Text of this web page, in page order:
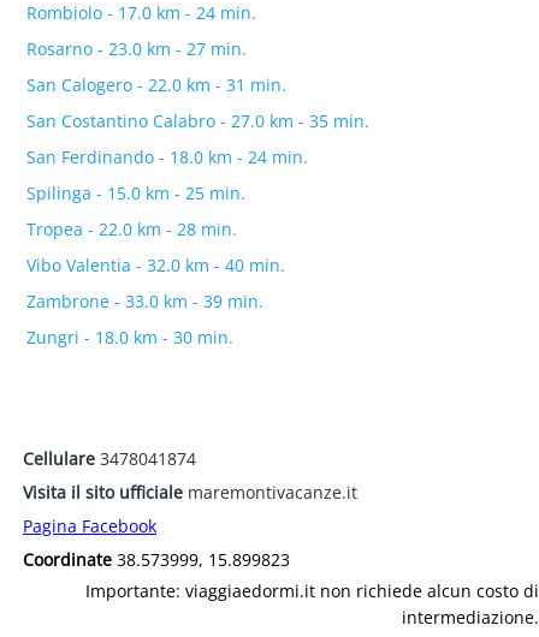
Rombiolo - 17.0 km - 24 min.
Rosarno - 23.0 km - 27 min.
San Calogero - 22.0 km - 31 min.
San Costantino Calabro - 27.0 km - 35 min.
San Ferdinando - 18.0 km - 24 min.
Spilinga - 15.0 km - 25 min.
Tropea - 22.0 km - 28 min.
Vibo Valentia - 32.0 km - 40 min.
Zambrone - 33.0 km - 39 min.
Zungri - 18.0 km - 30 min.
Cellulare 3478041874
Visita il sito ufficiale maremontivacanze.it
Pagina Facebook
Coordinate 38.573999, 15.899823
Importante: viaggiaedormi.it non richiede alcun costo di
intermediazione.